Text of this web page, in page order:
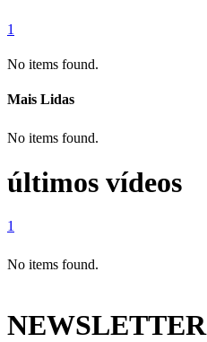
1
No items found.
Mais Lidas
No items found.
últimos vídeos
1
No items found.
NEWSLETTER